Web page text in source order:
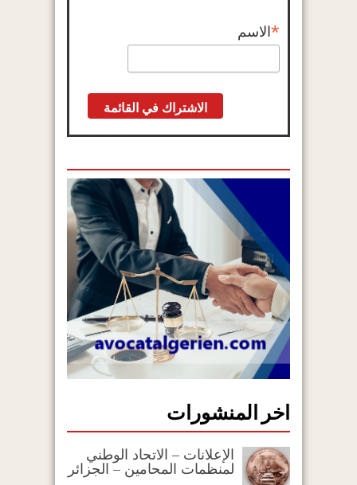
*الاسم
اخر المنشورات
الإعلانات – الاتحاد الوطني
لمنظمات المحامين – الجزائر